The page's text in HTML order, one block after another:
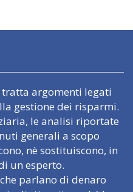
argomenti legati
gestione dei risparmi.
le analisi riportate
generali a scopo
nè sostituiscono, in
un esperto.
parlano di denaro